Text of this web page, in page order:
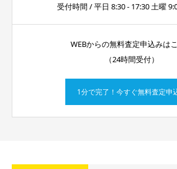
受付時間 / 平日 8:30 - 17:30 土曜
WEBからの無料査定申込みは
（24時間受付）
1分で完了！今すぐ無料査定申